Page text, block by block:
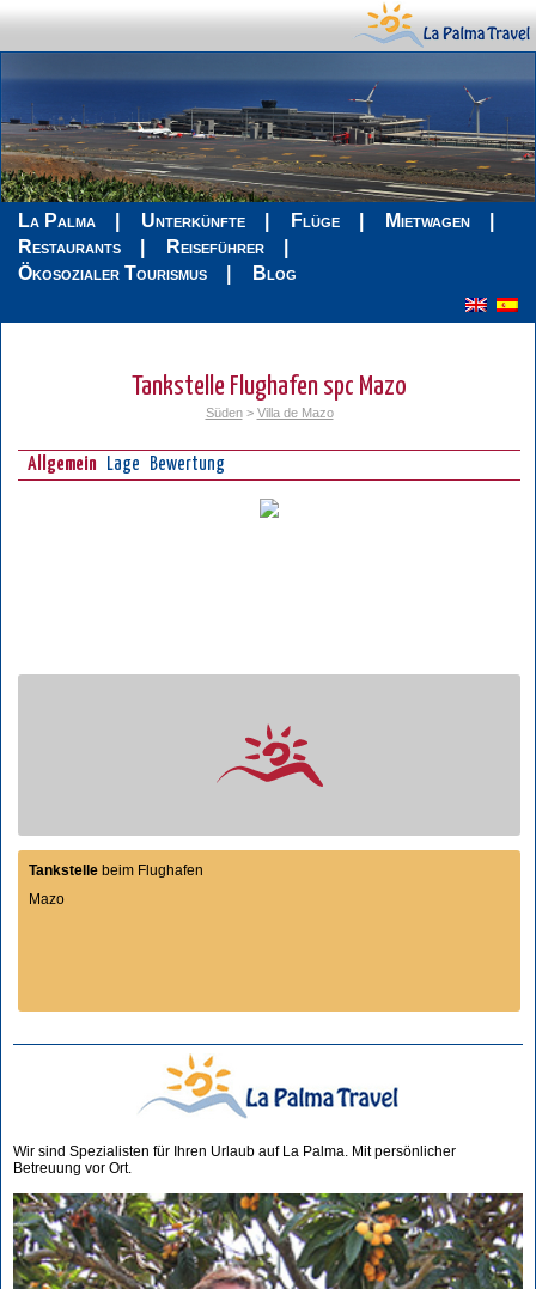
La Palma Unterkünfte Flüge
Mietwagen
Restaurants
Reiseführer
Ökosozialer Tourismus
Blog
Tankstelle Flughafen spc Mazo
Süden> Villa de Mazo
Allgemein Lage Bewertung
Tankstelle beim Flughafen
Mazo
Wir sind Spezialisten für Ihren Urlaub auf La Palma. Mit persönlicher
Betreuung vor Ort.